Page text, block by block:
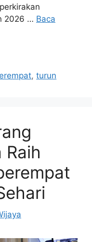
2026 … Baca
,turun
Raih